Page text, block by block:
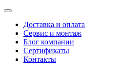
Доставка и оплата
Сервис и монтаж
Блог компании
Сертификаты
Контакты